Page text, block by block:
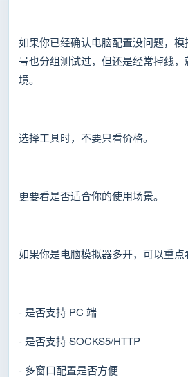
如果你已经确认电脑配置没问题，
号也分组测试过，但还是经常掉线
境。
选择工具时，不要只看价格。
更要看是否适合你的使用场景。
如果你是电脑模拟器多开，可以重点
- 是否支持 PC 端
- 是否支持 SOCKS5/HTTP
- 多窗口配置是否方便